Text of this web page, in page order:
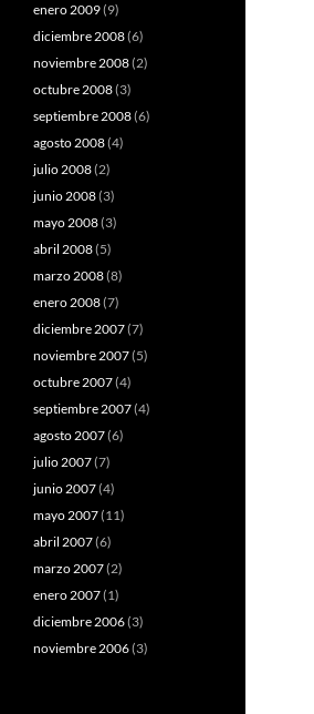
enero 2009(9)
diciembre 2008(6)
noviembre 2008(2)
octubre 2008(3)
septiembre 2008(6)
agosto 2008(4)
julio 2008(2)
junio 2008(3)
mayo 2008(3)
abril 2008(5)
marzo 2008(8)
enero 2008(7)
diciembre 2007(7)
noviembre 2007(5)
octubre 2007(4)
septiembre 2007(4)
agosto 2007(6)
julio 2007(7)
junio 2007(4)
mayo 2007(11)
abril 2007(6)
marzo 2007(2)
enero 2007(1)
diciembre 2006(3)
noviembre 2006(3)